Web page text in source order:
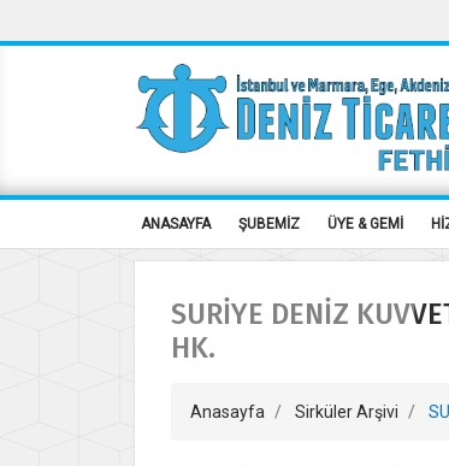
ANASAYFA ŞUBEMİZ ÜYE & GEMİ
SURİYE DENİZ
HK.
Anasayfa Sirküler Arşivi